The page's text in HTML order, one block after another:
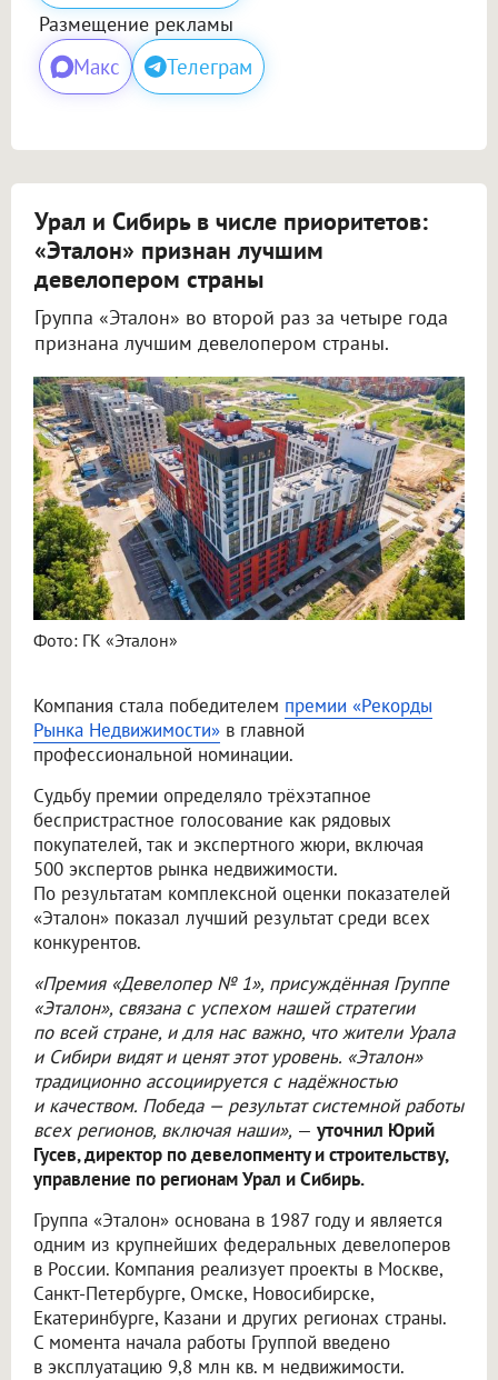
Размещение рекламы
Макс Телеграм
Урал и Сибирь в числе приоритетов:
«Эталон» признан лучшим
девелопером страны
Группа «Эталон» во второй раз за четыре года
признана лучшим девелопером страны.
Фото: ГК «Эталон»
Компания стала победителем премии «Рекорды
Рынка Недвижимости» в главной
профессиональной номинации.
Судьбу премии определяло трёхэтапное
беспристрастное голосование как рядовых
покупателей, так и экспертного жюри, включая
500 экспертов рынка недвижимости.
По результатам комплексной оценки показателей
«Эталон» показал лучший результат среди всех
конкурентов.
«Премия «Девелопер № 1», присуждённая Группе
«Эталон», связана с успехом нашей стратегии
по всей стране, и для нас важно, что жители Урала
и Сибири видят и ценят этот уровень. «Эталон»
традиционно ассоциируется с надёжностью
и качеством. Победа — результат системной работы
всех регионов, включая наши», — уточнил Юрий
Гусев, директор по девелопменту и строительству,
управление по регионам Урал и Сибирь.
Группа «Эталон» основана в 1987 году и является
одним из крупнейших федеральных девелоперов
в России. Компания реализует проекты в Москве,
Санкт-Петербурге, Омске, Новосибирске,
Екатеринбурге, Казани и других регионах страны.
С момента начала работы Группой введено
в эксплуатацию 9,8 млн кв. м недвижимости.